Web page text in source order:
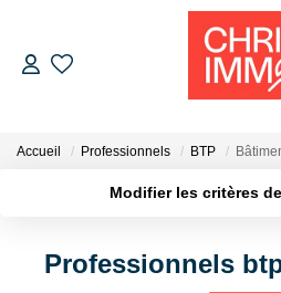
Accueil Professionnels BTP
Modifier les critères
Professionnels